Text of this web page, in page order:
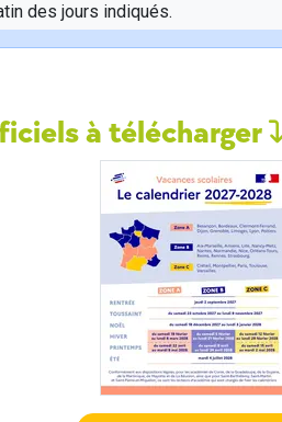
des jours indiqués.
à télécharger